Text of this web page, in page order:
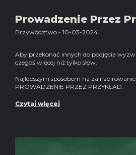
Prowadzenie Przez
Przywództwo - 10-03-2024
Aby przekonać innych do podjęcia
czegoś więcej niż tylko słów.
Najlepszym sposobem na
PROWADZENIE PRZEZ PRZYKŁAD.
Czytaj więcej